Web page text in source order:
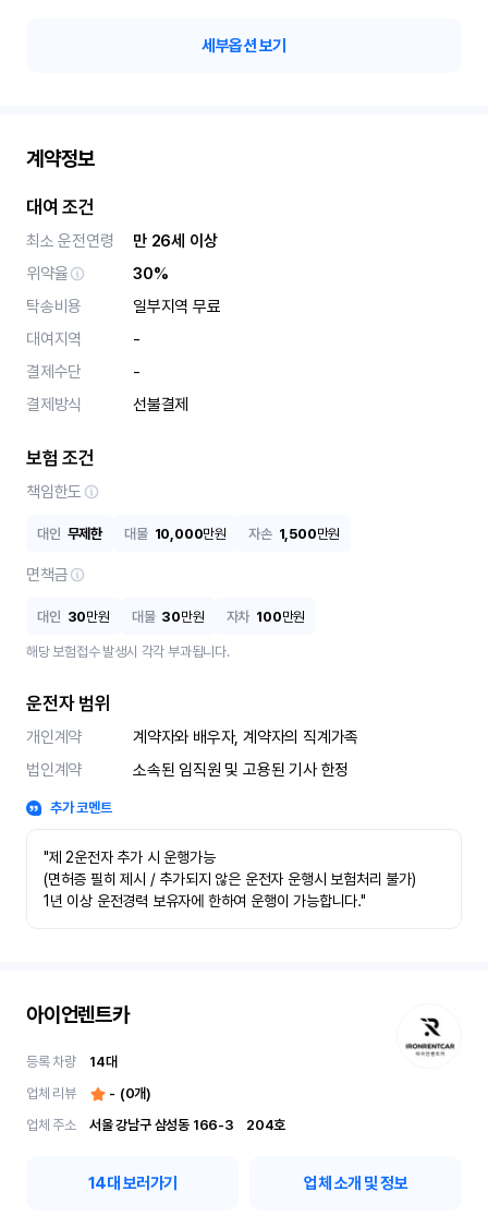
세부옵션 보기
계약정보
대여 조건
최소 운전연령
만 26세 이상
위약율
30%
탁송비용
일부지역 무료
대여지역
-
결제수단
-
결제방식
선불결제
보험 조건
책임한도
대인 무제한 대물 10,000만원 자손 1,500만원
면책금
대인 30만원 대물 30만원 자차 100만원
해당 보험접수 발생시 각각 부과됩니다.
운전자 범위
개인계약
계약자와 배우자, 계약자의 직계가족
법인계약
소속된 임직원 및 고용된 기사 한정
추가 코멘트
"제 2운전자 추가 시 운행가능
(면허증 필히 제시 / 추가되지 않은 운전자 운행시 보험처리 불가)
1년 이상 운전경력 보유자에 한하여 운행이 가능합니다."
아이언렌트카
등록 차량 14대
업체 리뷰
- (0개)
업체 주소
서울 강남구 삼성동 166-3	204호
14대 보러가기 업체 소개 및 정보